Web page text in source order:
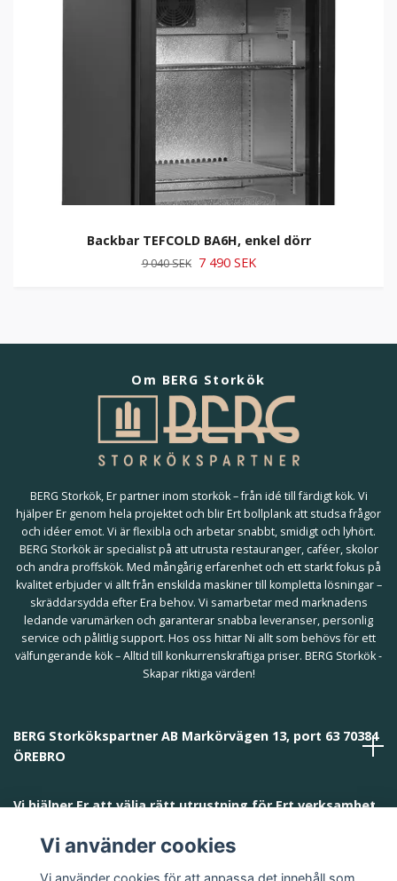
Backbar TEFCOLD BA6H, enkel dörr
9 040 SEK 7 490 SEK
Om BERG Storkök
BERG Storkök, Er partner inom storkök – från idé till färdigt kök. Vi
hjälper Er genom hela projektet och blir Ert bollplank att studsa frågor
och idéer emot. Vi är flexibla och arbetar snabbt, smidigt och lyhört.
BERG Storkök är specialist på att utrusta restauranger, caféer, skolor
och andra proffskök. Med mångårig erfarenhet och ett starkt fokus på
kvalitet erbjuder vi allt från enskilda maskiner till kompletta lösningar –
skräddarsydda efter Era behov. Vi samarbetar med marknadens
ledande varumärken och garanterar snabba leveranser, personlig
service och pålitlig support. Hos oss hittar Ni allt som behövs för ett
välfungerande kök – Alltid till konkurrenskraftiga priser. BERG Storkök -
Skapar riktiga värden!
BERG Storkökspartner AB Markörvägen 13, port 63 70384
ÖREBRO
Vi hjälper Er att välja rätt utrustning för Ert verksamhet
Vi använder cookies
Vi använder cookies för att anpassa det innehåll som